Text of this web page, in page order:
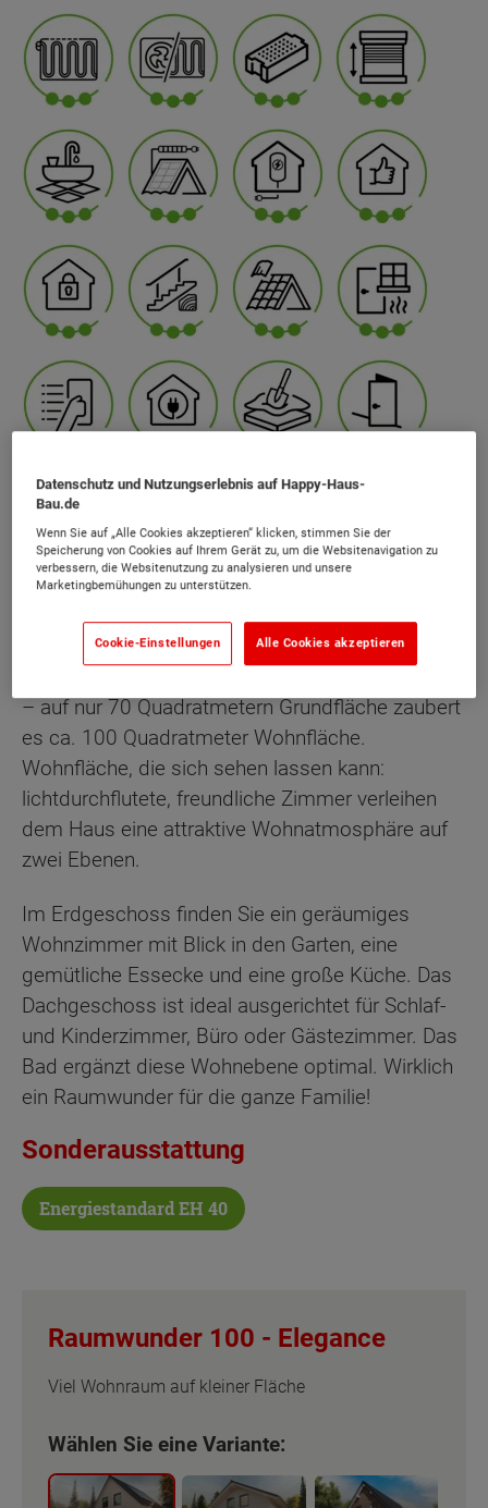
Beschreibung
– auf nur 70 Quadratmetern Grundfläche zaubert
es ca. 100 Quadratmeter Wohnfläche.
Wohnfläche, die sich sehen lassen kann:
lichtdurchflutete, freundliche Zimmer verleihen
dem Haus eine attraktive Wohnatmosphäre auf
zwei Ebenen.
Im Erdgeschoss finden Sie ein geräumiges
Wohnzimmer mit Blick in den Garten, eine
gemütliche Essecke und eine große Küche. Das
Dachgeschoss ist ideal ausgerichtet für Schlaf-
und Kinderzimmer, Büro oder Gästezimmer. Das
Bad ergänzt diese Wohnebene optimal. Wirklich
ein Raumwunder für die ganze Familie!
Sonderausstattung
Energiestandard EH 40
Raumwunder 100 - Elegance
Viel Wohnraum auf kleiner Fläche
Wählen Sie eine Variante:
Datenschutz und Nutzungserlebnis auf Happy-Haus-
Bau.de
Wenn Sie auf „Alle Cookies akzeptieren“ klicken, stimmen Sie der
Speicherung von Cookies auf Ihrem Gerät zu, um die Websitenavigation zu
verbessern, die Websitenutzung zu analysieren und unsere
Marketingbemühungen zu unterstützen.
Cookie-Einstellungen Alle Cookies akzeptieren